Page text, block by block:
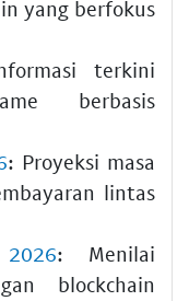
yang berfokus
terkini
berbasis
: Proyeksi masa
lintas
: Menilai
blockchain